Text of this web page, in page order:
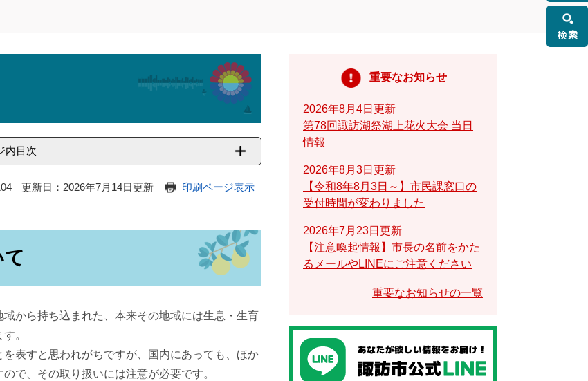
内目次
更新日：2026年7月14日更新 印刷ページ表示
から持ち込まれた、本来その地域には生息・生育
。
表すと思われがちですが、国内にあっても、ほか
で、その取り扱いには注意が必要です。
重要なお知らせ
2026年8月4日更新
第78回諏訪湖祭湖上花火大会 当日
情報
2026年8月3日更新
【令和8年8月3日～】市民課窓口の
受付時間が変わりました
2026年7月23日更新
【注意喚起情報】市長の名前をかた
るメールやLINEにご注意ください
重要なお知らせの一覧